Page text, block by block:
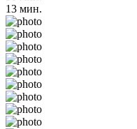
13 мин.